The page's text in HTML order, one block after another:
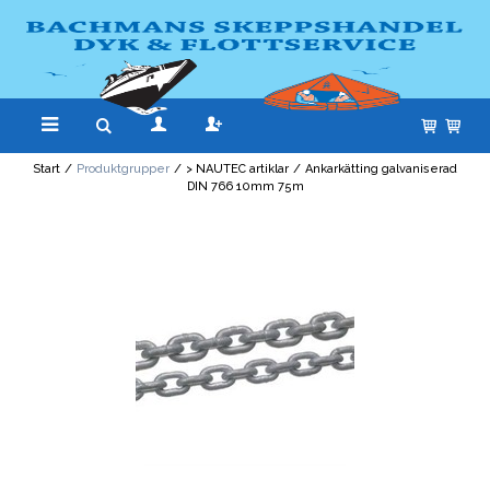
Start / Produktgrupper / > NAUTEC artiklar / Ankarkätting galvaniserad
DIN 766 10mm 75m